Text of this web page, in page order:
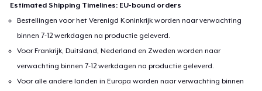
Estimated Shipping Timelines: EU-bound orders
Bestellingen voor het Verenigd Koninkrijk worden naar verwachting
binnen 7-12 werkdagen na productie geleverd.
Voor Frankrijk, Duitsland, Nederland en Zweden worden naar
verwachting binnen 7-12 werkdagen na productie geleverd.
Voor alle andere landen in Europa worden naar verwachting binnen